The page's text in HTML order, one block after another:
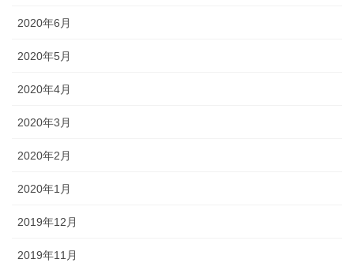
2020年6月
2020年5月
2020年4月
2020年3月
2020年2月
2020年1月
2019年12月
2019年11月